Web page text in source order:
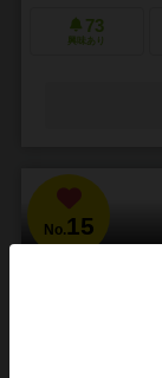
73
興味あり
No.15